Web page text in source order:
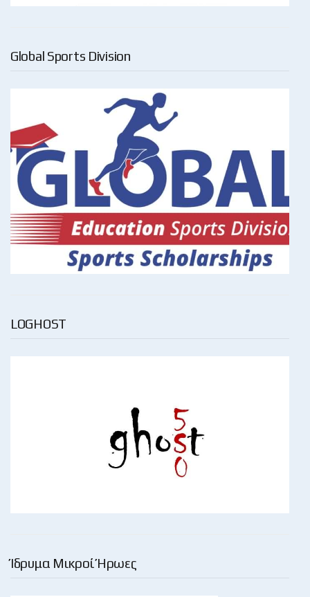
Global Sports Division
LOGHOST
Ίδρυμα Μικροί Ήρωες